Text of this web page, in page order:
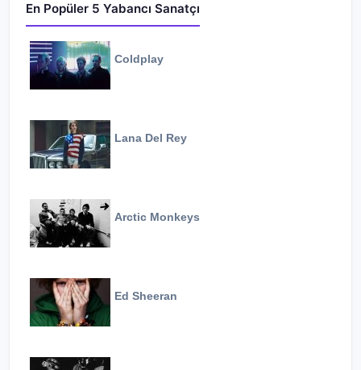
En Popüler 5 Yabancı Sanatçı
Coldplay
Lana Del Rey
Arctic Monkeys
Ed Sheeran